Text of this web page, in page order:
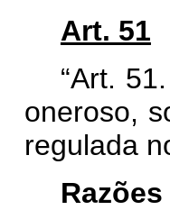
Art. 51
“Art.
oneroso,
regulada